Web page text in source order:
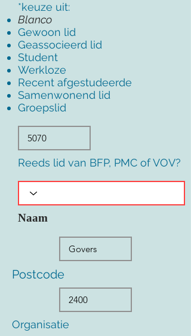
*keuze uit:
Blanco
Gewoon lid
Geassocieerd lid
Student
Werkloze
Recent afgestudeerde
Samenwonend lid
Groepslid
Reeds lid van BFP, PMC of VOV?
Naam
Postcode
Organisatie